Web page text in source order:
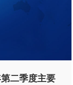
二季度主要